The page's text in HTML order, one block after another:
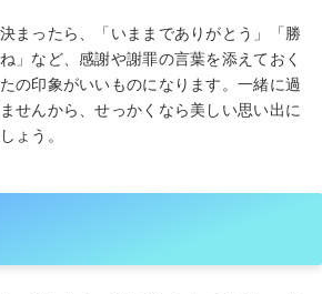
まったら、「いままでありがとう」「勝
」など、感謝や謝罪の言葉を添えておく
の印象がいいものになります。一緒に過
せんから、せっかくなら美しい思い出に
ょう。